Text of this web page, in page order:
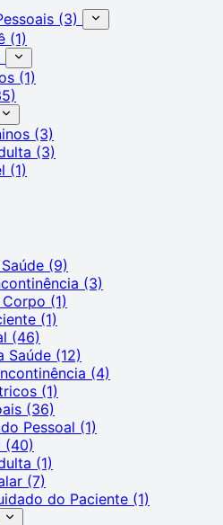
(3)
(1)
(1)
(3)
(3)
(1)
(9)
(3)
(1)
(1)
(46)
Saúde (12)
(4)
(1)
(36)
Pessoal (1)
(40)
(1)
(7)
do Paciente (1)